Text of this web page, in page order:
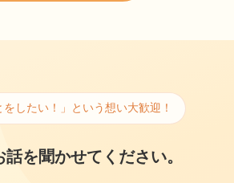
をしたい！」という想い大歓迎！
話を聞かせてください。